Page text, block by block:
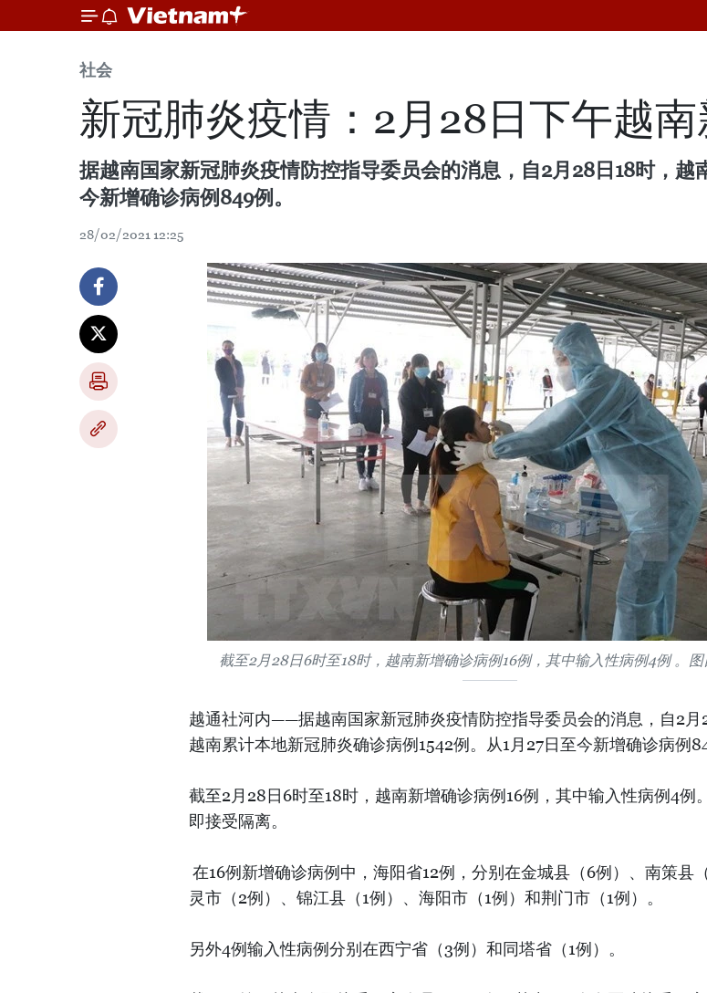
社会
新冠肺炎疫情：2月28日下午越
据越南国家新冠肺炎疫情防控指导委员会的消息，自2月28日18时，越
今新增确诊病例849例。
28/02/2021 12:25
截至2月28日6时至18时，越南新增确诊病例16例，其中输入性病例4例 。
越通社河内——据越南国家新冠肺炎疫情防控指导委员会的消息，自2月
越南累计本地新冠肺炎确诊病例1542例。从1月27日至今新增确诊病例
截至2月28日6时至18时，越南新增确诊病例16例，其中输入性病例4例
即接受隔离。
在16例新增确诊病例中，海阳省12例，分别在金城县（6例）、南策县
灵市（2例）、锦江县（1例）、海阳市（1例）和荆门市（1例）。
另外4例输入性病例分别在西宁省（3例）和同塔省（1例）。